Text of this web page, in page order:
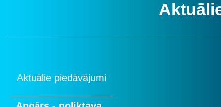
Aktuālie piedāvājumi